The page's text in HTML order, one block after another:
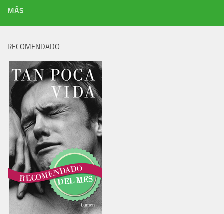
MÁS
RECOMENDADO